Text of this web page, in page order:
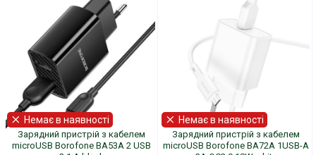
Немає в наявності
Зарядний пристрій з кабелем
microUSB Borofone BA53A 2 USB
Немає в наявності
Зарядний пристрій з кабелем
microUSB Borofone BA72A 1USB-A